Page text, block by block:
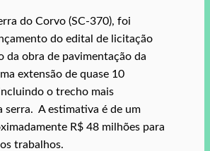
do Corvo (SC-370), foi
do edital de licitação
da obra de pavimentação da
extensão de quase 10
o trecho mais
serra. A estimativa é de um
R$ 48 milhões para
trabalhos.